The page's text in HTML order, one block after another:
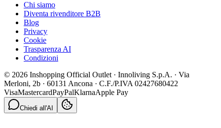
Chi siamo
Diventa rivenditore B2B
Blog
Privacy
Cookie
Trasparenza AI
Condizioni
© 2026 Inshopping Official Outlet · Innoliving S.p.A. · Via
Merloni, 2b · 60131 Ancona · C.F./P.IVA 02427680422
VisaMastercardPayPalKlarnaApple Pay
Chiedi all'AI